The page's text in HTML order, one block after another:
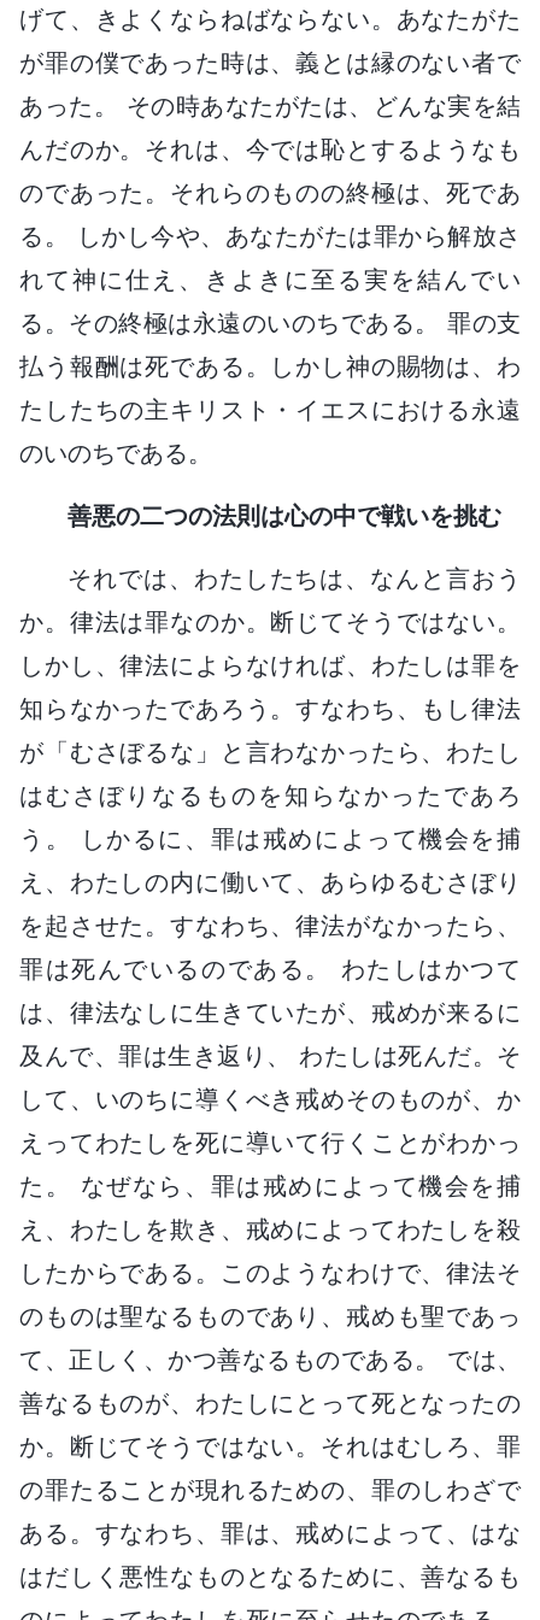
げて、きよくならねばならない。あなたがた
が罪の僕であった時は、義とは縁のない者で
あった。 その時あなたがたは、どんな実を結
んだのか。それは、今では恥とするようなも
のであった。それらのものの終極は、死であ
る。 しかし今や、あなたがたは罪から解放さ
れて神に仕え、きよきに至る実を結んでい
る。その終極は永遠のいのちである。 罪の支
払う報酬は死である。しかし神の賜物は、わ
たしたちの主キリスト・イエスにおける永遠
のいのちである。
善悪の二つの法則は心の中で戦いを挑む
それでは、わたしたちは、なんと言おう
か。律法は罪なのか。断じてそうではない。
しかし、律法によらなければ、わたしは罪を
知らなかったであろう。すなわち、もし律法
が「むさぼるな」と言わなかったら、わたし
はむさぼりなるものを知らなかったであろ
う。 しかるに、罪は戒めによって機会を捕
え、わたしの内に働いて、あらゆるむさぼり
を起させた。すなわち、律法がなかったら、
罪は死んでいるのである。 わたしはかつて
は、律法なしに生きていたが、戒めが来るに
及んで、罪は生き返り、 わたしは死んだ。そ
して、いのちに導くべき戒めそのものが、か
えってわたしを死に導いて行くことがわかっ
た。 なぜなら、罪は戒めによって機会を捕
え、わたしを欺き、戒めによってわたしを殺
したからである。このようなわけで、律法そ
のものは聖なるものであり、戒めも聖であっ
て、正しく、かつ善なるものである。 では、
善なるものが、わたしにとって死となったの
か。断じてそうではない。それはむしろ、罪
の罪たることが現れるための、罪のしわざで
ある。すなわち、罪は、戒めによって、はな
はだしく悪性なものとなるために、善なるも